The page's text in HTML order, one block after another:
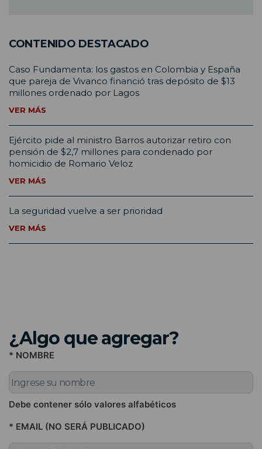
CONTENIDO DESTACADO
Caso Fundamenta: los gastos en Colombia y España
que pareja de Vivanco financió tras depósito de $13
millones ordenado por Lagos
VER MÁS
Ejército pide al ministro Barros autorizar retiro con
pensión de $2,7 millones para condenado por
homicidio de Romario Veloz
VER MÁS
La seguridad vuelve a ser prioridad
VER MÁS
¿Algo que agregar?
* NOMBRE
Debe contener sólo valores alfabéticos
* EMAIL (NO SERÁ PUBLICADO)